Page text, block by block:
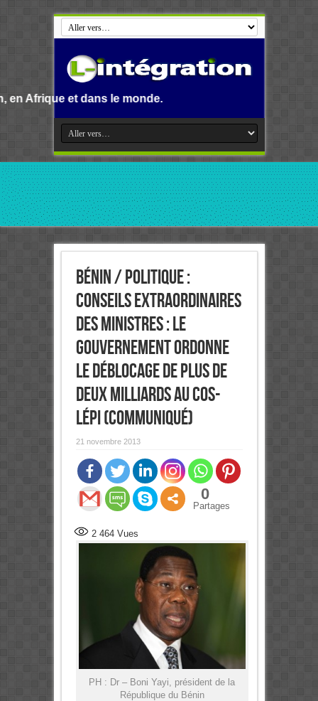
le monde.
Bénin / Politique :
Conseils extraordinaires
des ministres : Le
gouvernement ordonne
le déblocage de plus de
deux milliards au Cos-
Lépi (Communiqué)
21 novembre 2013
0
Partages
2 464Vues
PH : Dr – Boni Yayi, président de la
République du Bénin